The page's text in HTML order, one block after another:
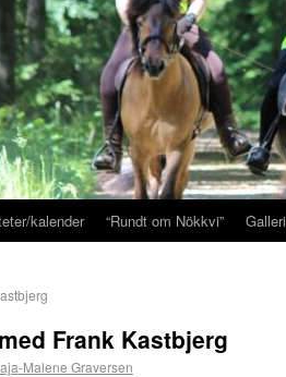
kalender “Rundt om Nökkvi” Galleri
Frank Kastbjerg
Malene Graversen